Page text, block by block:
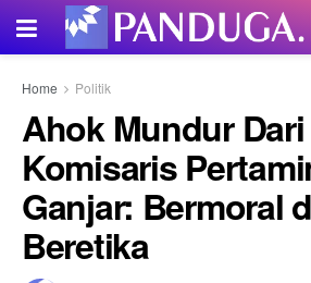
Home Politik
Ahok Mundur
Komisaris
Ganjar: Bermoral
Beretika